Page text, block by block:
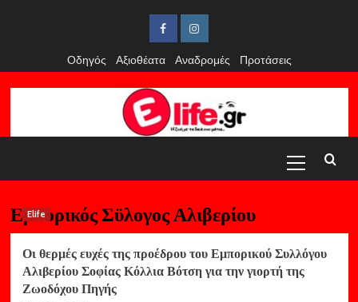
FacebookInstagram
Οδηγός
Αξιοθέατα Αναδρομές Προτάσεις
Menu
Εμπορικός Σϋλογος Αλιβερίου
Elife
Οι θερμές ευχές της προέδρου του Εμπορικού Συλλόγου
Αλιβερίου Σοφίας Κόλλια Βότση για την γιορτή της
Ζωοδόχου Πηγής